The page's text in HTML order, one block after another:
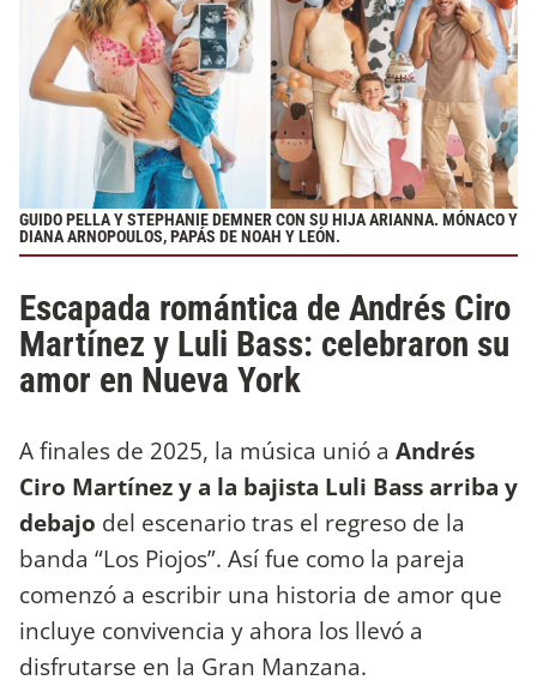
GUIDO PELLA Y STEPHANIE DEMNER CON SU HIJA ARIANNA. MÓNACO Y
DIANA ARNOPOULOS, PAPÁS DE NOAH Y LEÓN.
Escapada romántica de Andrés Ciro
Martínez y Luli Bass: celebraron su
amor en Nueva York
A finales de 2025, la música unió a Andrés
Ciro Martínez y a la bajista Luli Bass arriba y
debajo del escenario tras el regreso de la
banda “Los Piojos”. Así fue como la pareja
comenzó a escribir una historia de amor que
incluye convivencia y ahora los llevó a
disfrutarse en la Gran Manzana.